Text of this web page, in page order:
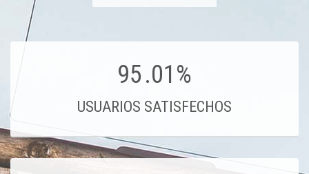
95.01%
USUARIOS SATISFECHOS